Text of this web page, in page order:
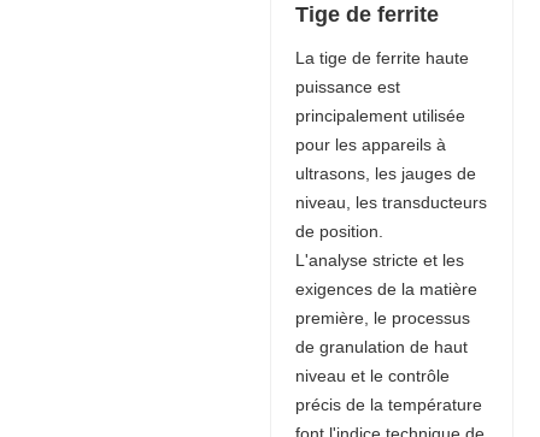
Tige de ferrite
La tige de ferrite haute
puissance est
principalement utilisée
pour les appareils à
ultrasons, les jauges de
niveau, les transducteurs
de position.
L'analyse stricte et les
exigences de la matière
première, le processus
de granulation de haut
niveau et le contrôle
précis de la température